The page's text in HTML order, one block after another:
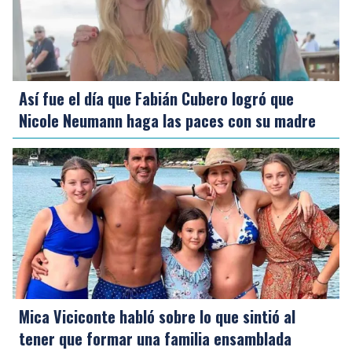
Así fue el día que Fabián Cubero logró que
Nicole Neumann haga las paces con su madre
Mica Viciconte habló sobre lo que sintió al
tener que formar una familia ensamblada